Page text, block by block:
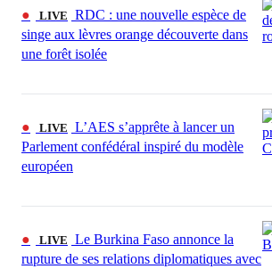
● LIVE
RDC : une nouvelle espèce de
singe aux lèvres orange découverte dans
une forêt isolée
● LIVE
L’AES s’apprête à lancer un
Parlement confédéral inspiré du modèle
européen
● LIVE
Le Burkina Faso annonce la
rupture de ses relations diplomatiques avec